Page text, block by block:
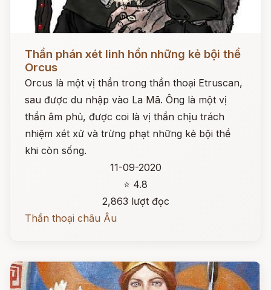
Đọc ngay
Thần phán xét linh hồn những kẻ bội thề
Orcus
Orcus là một vị thần trong thần thoại Etruscan,
sau được du nhập vào La Mã. Ông là một vị
thần âm phủ, được coi là vị thần chịu trách
nhiệm xét xử và trừng phạt những kẻ bội thề
khi còn sống.
11-09-2020
⭐ 4.8
2,863 lượt đọc
Thần thoại châu Âu